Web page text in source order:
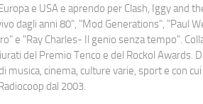
e USA e aprendo per Clash, Iggy and
dagli anni 80", "Mod Generations", "Paul
e "Ray Charles- Il genio senza tempo".
del Premio Tenco e del Rockol Awards.
cinema, culture varie, sport e con
dal 2003.